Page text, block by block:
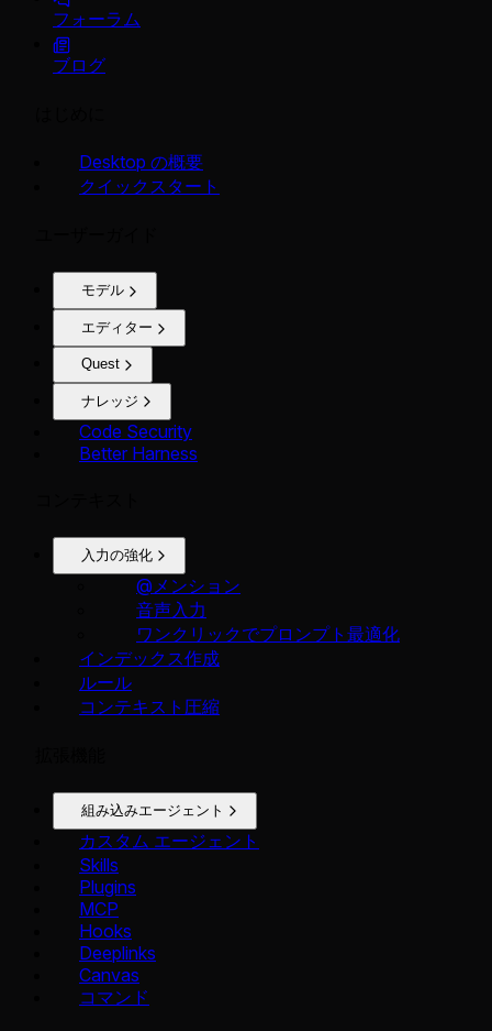
フォーラム
ブログ
Desktop の概要
クイックスタート
モデル
エディター
Quest
ナレッジ
Code Security
Better Harness
入力の強化
@メンション
音声入力
ワンクリックでプロンプト最適化
インデックス作成
ルール
コンテキスト圧縮
組み込みエージェント
カスタム エージェント
Skills
Plugins
MCP
Hooks
Deeplinks
Canvas
コマンド